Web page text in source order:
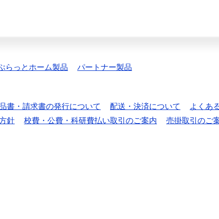
らっとホーム製品 パートナー製品
書・請求書の発行について 配送・決済について
よくあ
針
校費・公費・科研費払い取引のご案内 売掛取引のご